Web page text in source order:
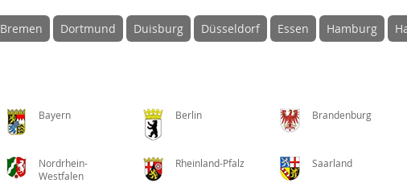
Bremen Dortmund Duisburg Düsseldorf Essen Hamburg
Bayern Berlin Brandenburg
Nordrhein-
Westfalen
Rheinland-Pfalz Saarland